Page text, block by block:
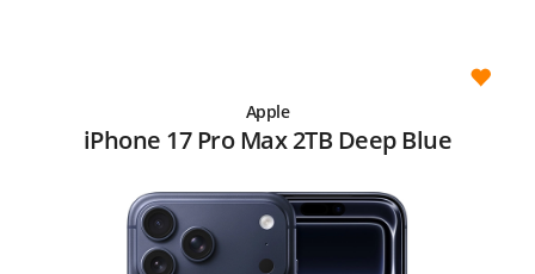
Apple
iPhone 17 Pro Max 2TB Deep Blue